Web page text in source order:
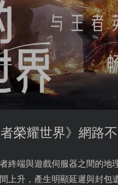
榮耀世界》網路
終端與遊戲伺服器之間的地
上升，產生明顯延遲與封包